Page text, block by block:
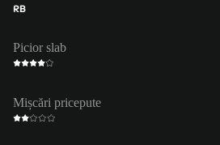
RB
Picior slab
Mișcări pricepute